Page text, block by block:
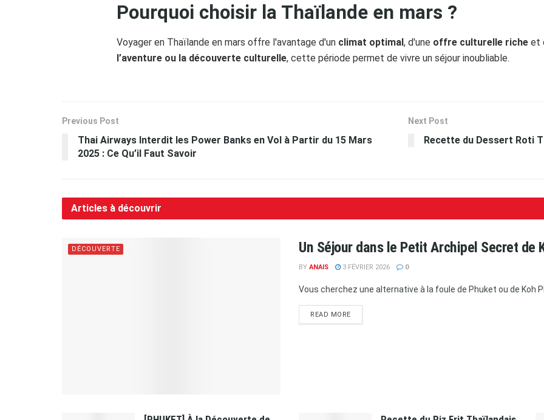
Pourquoi choisir la Thaïlande en mars ?
Voyager en Thaïlande en mars offre l'avantage d'un climat optimal, d'une offre culturelle riche et
l’aventure ou la découverte culturelle, cette période permet de vivre un séjour inoubliable.
Previous Post
Thai Airways Interdit les Power Banks en Vol à Partir du 15 Mars
2025 : Ce Qu’il Faut Savoir
Next Post
Recette du Dessert Roti
Articles à découvrir
DÉCOUVERTE Un Séjour dans le Petit Archipel Secret de
BY ANAIS 3 FÉVRIER 2026 0
Vous cherchez une alternative à la foule de Phuket ou de Koh
READ MORE